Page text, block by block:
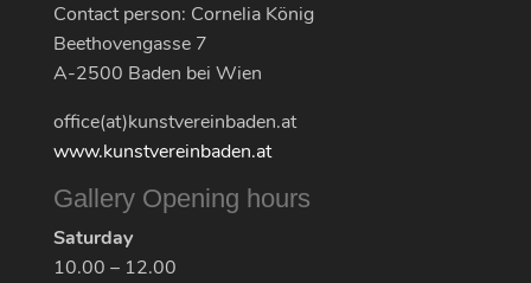
Contact person: Cornelia König
Beethovengasse 7
A-2500 Baden bei Wien
office(at)kunstvereinbaden.at
www.kunstvereinbaden.at
Gallery Opening hours
Saturday
10.00 – 12.00